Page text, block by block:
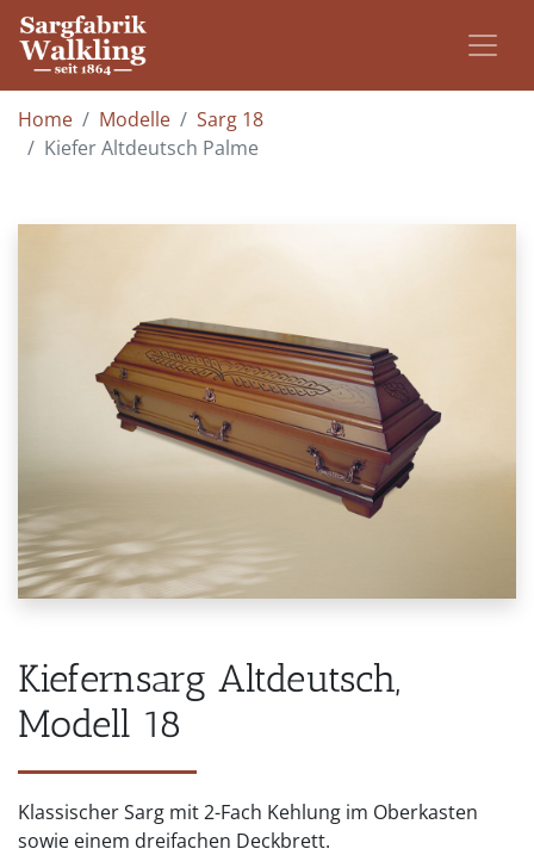
Home Modelle
Sarg 18
Kiefer Altdeutsch Palme
Kiefernsarg Altdeutsch,
Modell 18
Klassischer Sarg mit 2-Fach Kehlung im Oberkasten
sowie einem dreifachen Deckbrett.